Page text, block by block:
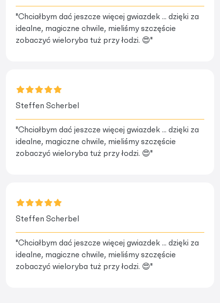
"Chciałbym dać jeszcze więcej gwiazdek ... dzięki za
idealne, magiczne chwile, mieliśmy szczęście
zobaczyć wieloryba tuż przy łodzi. 😍"
Steffen Scherbel
"Chciałbym dać jeszcze więcej gwiazdek ... dzięki za
idealne, magiczne chwile, mieliśmy szczęście
zobaczyć wieloryba tuż przy łodzi. 😍"
Steffen Scherbel
"Chciałbym dać jeszcze więcej gwiazdek ... dzięki za
idealne, magiczne chwile, mieliśmy szczęście
zobaczyć wieloryba tuż przy łodzi. 😍"